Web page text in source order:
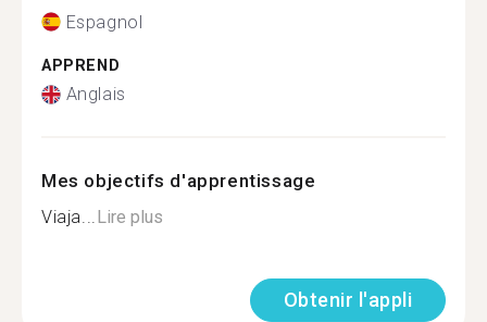
Espagnol
APPREND
Anglais
Mes objectifs d'apprentissage
Viaja...Lire plus
Obtenir l'appli